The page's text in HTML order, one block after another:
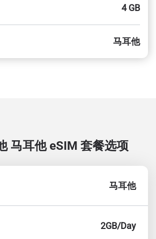
4 GB
马耳他
马耳他eSIM 套餐选项
马耳他
2GB/Day